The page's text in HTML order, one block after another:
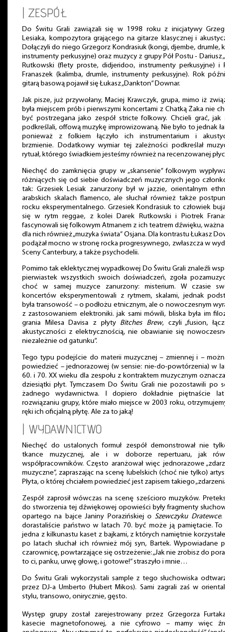
| ZESPÓŁ
Do Świtu Grali zawiązali się w 1998 roku z inicjatywy
Lesiaka, kompozytora grającego na gitarze klasycznej i
Dołączyli do niego Grzegorz Kondrasiuk (kongi, djembe, drumle,
instrumenty perkusyjne) oraz muzycy z grupy Pół Postu - Dariusz
Rutkowski (flety proste, didjeridoo, instrumenty perkusyjne) i
Franaszek (kalimba, drumle, instrumenty perkusyjne). Rok
gitarą basową pojawił się Łukasz „Dankton” Downar.
Jak pisze, już przywołany, Maciej Krawczyk, grupa, mimo iż
była miejscem prób i pierwszymi koncertami z Chatką Żaka nie
być postrzegana jako zespół stricte folkowy. Chcieli grać, jak
podkreślali, offową muzykę improwizowaną. Nie było to jednak
ponieważ z folkiem łączyło ich instrumentarium i
brzmienie. Dodatkowy wymiar tej zależności podkreślał
rytuał, którego świadkiem jesteśmy również na recenzowanej
Niechęć do zamknięcia grupy w „skansenie” folkowym
różniących się od siebie doświadczeń muzycznych jego
tak: Grzesiek Lesiak zanurzony był w jazzie, orientalnym
arabskich skalach flamenco, ale słuchał również także
rocku eksperymentalnego. Grzesiek Kondrasiuk to człowiek
się w rytm reggae, z kolei Darek Rutkowski i Piotrek
fascynowali się folkowym Atmanem z ich teatrem dźwięku, ważna
dla nich również „muzyka świata” Osjana. Dla kontrastu Łukasz
podążał mocno w stronę rocka progresywnego, zwłaszcza w
Sceny Canterbury, a także psychodelii.
Pomimo tak eklektycznej wypadkowej Do Świtu Grali znaleźli
pierwiastek wszystkich swoich doświadczeń, zgoła
choć w samej muzyce zanurzony: misterium. W czasie
koncertów eksperymentowali z rytmem, skalami, jednak
była transowość – o podłożu etnicznym, ale o nowoczesnym
z zastosowaniem elektroniki. jak sami mówili, bliska była im
grania Milesa Davisa z płyty Bitches Brew, czyli „fusion,
akustyczności z elektrycznością, nie obawianie się
niezależnie od gatunku”.
Tego typu podejście do materii muzycznej – zmiennej i –
powiedzieć – jednorazowej (w sensie: nie-do-powtórzenia) w
60. i 70. XX wieku dla zespołu z kontraktem muzycznym
dziesiątki płyt. Tymczasem Do Świtu Grali nie pozostawili po
żadnego wydawnictwa. I dopiero dokładnie piętnaście
rozwiązaniu grupy, które miało miejsce w 2003 roku,
ręki ich oficjalną płytę. Ale za to jaką!
| WYDAWNICTWO
Niechęć do ustalonych formuł zespół demonstrował nie
tkance muzycznej, ale i w doborze repertuaru, jak
współpracowników. Często aranżował więc jednorazowe
muzyczne”, zapraszając na scenę lubelskich (choć nie tylko)
Płyta, o której chciałem powiedzieć jest zapisem takiego
Zespół zaprosił wówczas na scenę sześcioro muzyków.
do stworzenia tej dźwiękowej opowieści były fragmenty
opartego na bajce Janiny Porazińskiej o Szewczyku Dratewce.
dorastaliście państwo w latach 70. być może ją pamiętacie. To
jedna z kilkunastu kaset z bajkami, z których namiętnie
po latach słuchał ich również mój syn, Bartek. Wypowiadane
czarownicę, powtarzające się ostrzeżenie: „Jak nie zrobisz do
to ci, panku, urwę głowę, i gotowe!” straszyło i mnie…
Do Świtu Grali wykorzystali sample z tego słuchowiska
przez DJ-a Umberto (Hubert Mikos). Sami zagrali zaś w
stylu, transowo, onirycznie, gęsto.
Występ grupy został zarejestrowany przez Grzegorza
kasecie magnetofonowej, a nie cyfrowo – mamy więc